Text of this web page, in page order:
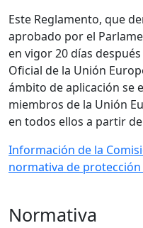
Este Reglamento, que
aprobado por el
en vigor 20 días
Oficial de la Unión
ámbito de aplicación se
miembros de la Unión
en todos ellos a partir
Información de la
normativa de
Normativa